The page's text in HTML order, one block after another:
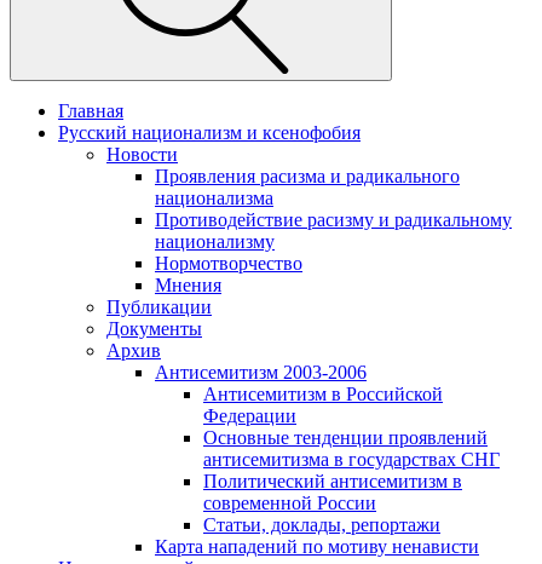
Главная
Русский национализм и ксенофобия
Новости
Проявления расизма и радикального
национализма
Противодействие расизму и радикальному
национализму
Нормотворчество
Мнения
Публикации
Документы
Архив
Антисемитизм 2003-2006
Антисемитизм в Российской
Федерации
Основные тенденции проявлений
антисемитизма в государствах СНГ
Политический антисемитизм в
современной России
Статьи, доклады, репортажи
Карта нападений по мотиву ненависти